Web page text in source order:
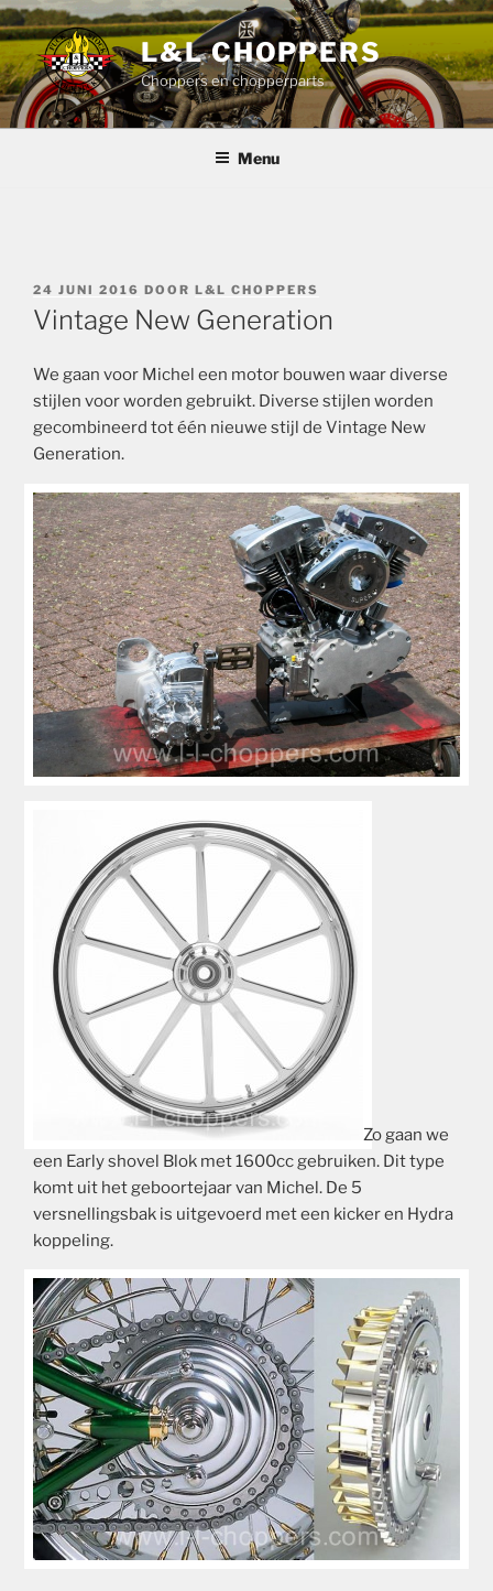
Ga
naar
de
inhoud
L&L CHOPPERS
Choppers en chopperparts
Menu
GEPLAATST
OP
24 JUNI 2016 DOOR L&L CHOPPERS
Vintage New Generation
We gaan voor Michel een motor bouwen waar diverse
stijlen voor worden gebruikt. Diverse stijlen worden
gecombineerd tot één nieuwe stijl de Vintage New
Generation.
Zo gaan we
een Early shovel Blok met 1600cc gebruiken. Dit type
komt uit het geboortejaar van Michel. De 5
versnellingsbak is uitgevoerd met een kicker en Hydra
koppeling.